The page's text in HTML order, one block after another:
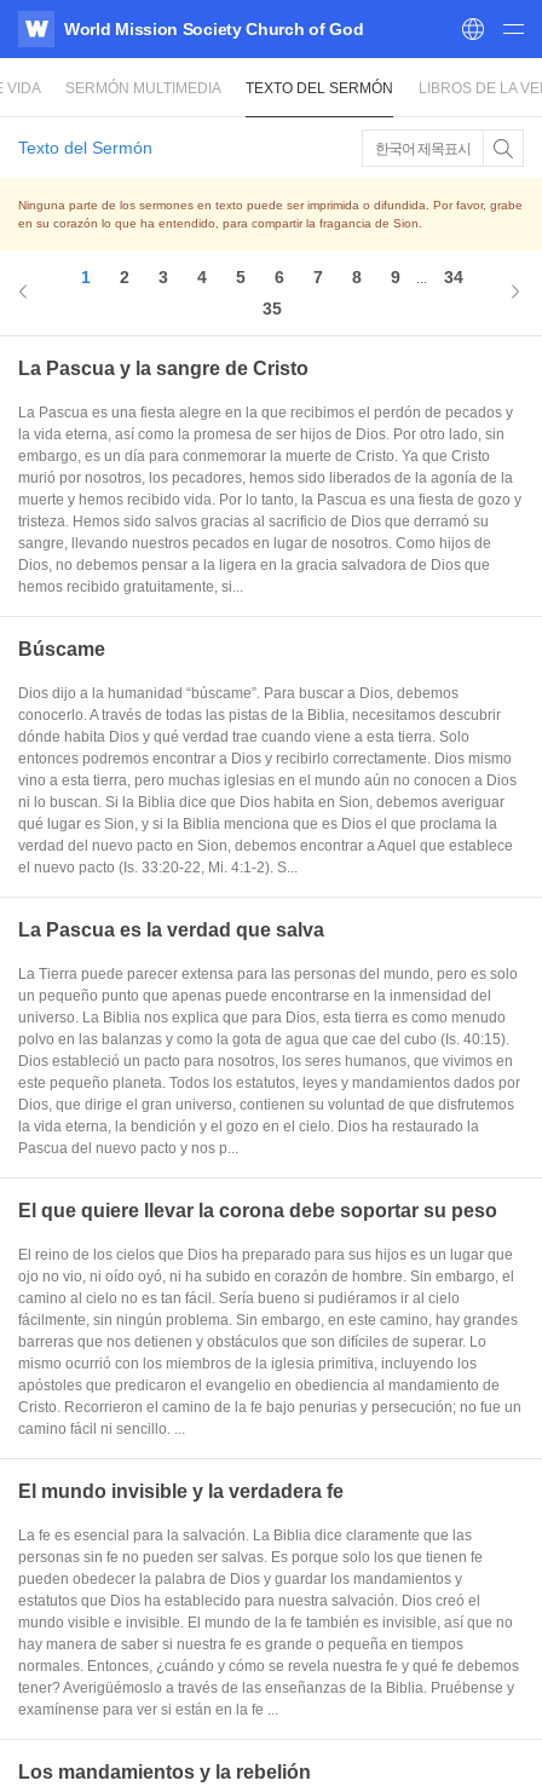
WATV
World Mission Society Church of God
VIDA SERMÓN MULTIMEDIA TEXTO DEL SERMÓN LIBROS DE LA
Texto del Sermón 한국어 제목표시
Ninguna parte de los sermones en texto puede ser imprimida o difundida. Por favor, grabe
en su corazón lo que ha entendido, para compartir la fragancia de Sion.
1 2 3 4 5 6 7 8 9
34
35
La Pascua y la sangre de Cristo
La Pascua es una fiesta alegre en la que recibimos el perdón de pecados y
la vida eterna, así como la promesa de ser hijos de Dios. Por otro lado, sin
embargo, es un día para conmemorar la muerte de Cristo. Ya que Cristo
murió por nosotros, los pecadores, hemos sido liberados de la agonía de la
muerte y hemos recibido vida. Por lo tanto, la Pascua es una fiesta de gozo y
tristeza. Hemos sido salvos gracias al sacrificio de Dios que derramó su
sangre, llevando nuestros pecados en lugar de nosotros. Como hijos de
Dios, no debemos pensar a la ligera en la gracia salvadora de Dios que
hemos recibido gratuitamente, si...
Búscame
Dios dijo a la humanidad “búscame”. Para buscar a Dios, debemos
conocerlo. A través de todas las pistas de la Biblia, necesitamos descubrir
dónde habita Dios y qué verdad trae cuando viene a esta tierra. Solo
entonces podremos encontrar a Dios y recibirlo correctamente. Dios mismo
vino a esta tierra, pero muchas iglesias en el mundo aún no conocen a Dios
ni lo buscan. Si la Biblia dice que Dios habita en Sion, debemos averiguar
qué lugar es Sion, y si la Biblia menciona que es Dios el que proclama la
verdad del nuevo pacto en Sion, debemos encontrar a Aquel que establece
el nuevo pacto (Is. 33:20-22, Mi. 4:1-2). S...
La Pascua es la verdad que salva
La Tierra puede parecer extensa para las personas del mundo, pero es solo
un pequeño punto que apenas puede encontrarse en la inmensidad del
universo. La Biblia nos explica que para Dios, esta tierra es como menudo
polvo en las balanzas y como la gota de agua que cae del cubo (Is. 40:15).
Dios estableció un pacto para nosotros, los seres humanos, que vivimos en
este pequeño planeta. Todos los estatutos, leyes y mandamientos dados por
Dios, que dirige el gran universo, contienen su voluntad de que disfrutemos
la vida eterna, la bendición y el gozo en el cielo. Dios ha restaurado la
Pascua del nuevo pacto y nos p...
El que quiere llevar la corona debe soportar su peso
El reino de los cielos que Dios ha preparado para sus hijos es un lugar que
ojo no vio, ni oído oyó, ni ha subido en corazón de hombre. Sin embargo, el
camino al cielo no es tan fácil. Sería bueno si pudiéramos ir al cielo
fácilmente, sin ningún problema. Sin embargo, en este camino, hay grandes
barreras que nos detienen y obstáculos que son difíciles de superar. Lo
mismo ocurrió con los miembros de la iglesia primitiva, incluyendo los
apóstoles que predicaron el evangelio en obediencia al mandamiento de
Cristo. Recorrieron el camino de la fe bajo penurias y persecución; no fue un
camino fácil ni sencillo. ...
El mundo invisible y la verdadera fe
La fe es esencial para la salvación. La Biblia dice claramente que las
personas sin fe no pueden ser salvas. Es porque solo los que tienen fe
pueden obedecer la palabra de Dios y guardar los mandamientos y
estatutos que Dios ha establecido para nuestra salvación. Dios creó el
mundo visible e invisible. El mundo de la fe también es invisible, así que no
hay manera de saber si nuestra fe es grande o pequeña en tiempos
normales. Entonces, ¿cuándo y cómo se revela nuestra fe y qué fe debemos
tener? Averigüémoslo a través de las enseñanzas de la Biblia. Pruébense y
examínense para ver si están en la fe ...
Los mandamientos y la rebelión